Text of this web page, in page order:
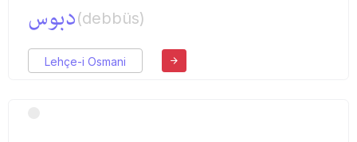
دبوس(debbüs)
Lehçe-i Osmani